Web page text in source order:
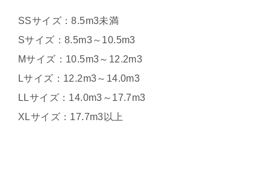
SSサイズ：8.5m3未満
Sサイズ：8.5m3～10.5m3
Mサイズ：10.5m3～12.2m3
Lサイズ：12.2m3～14.0m3
LLサイズ：14.0m3～17.7m3
XLサイズ：17.7m3以上